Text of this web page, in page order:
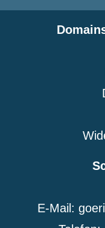
E-Mail: